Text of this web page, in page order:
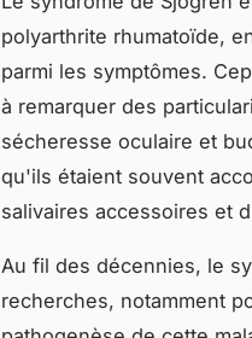
polyarthrite rhumatoïde,
parmi les symptômes.
à remarquer des
sécheresse oculaire et
qu'ils étaient souvent
salivaires accessoires et
Au fil des décennies, le
recherches, notamment